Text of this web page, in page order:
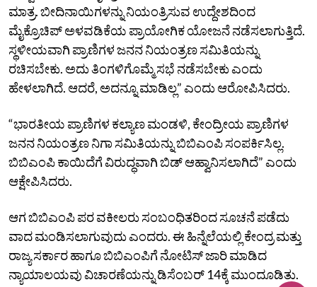
ಮಾತ್ರ. ಬೀದಿನಾಯಿಗಳನ್ನು ನಿಯಂತ್ರಿಸುವ ಉದ್ದೇಶದಿಂದ
ಮೈಕ್ರೊಚಿಪ್‌ ಅಳವಡಿಕೆಯ ಪ್ರಾಯೋಗಿಕ ಯೋಜನೆ ನಡೆಸಲಾಗುತ್ತಿದೆ.
ಸ್ಥಳೀಯವಾಗಿ ಪ್ರಾಣಿಗಳ ಜನನ ನಿಯಂತ್ರಣ ಸಮಿತಿಯನ್ನು
ರಚಿಸಬೇಕು. ಅದು ತಿಂಗಳಿಗೊಮ್ಮೆ ಸಭೆ ನಡೆಸಬೇಕು ಎಂದು
ಹೇಳಲಾಗಿದೆ. ಆದರೆ, ಅದನ್ನೂ ಮಾಡಿಲ್ಲ” ಎಂದು ಆರೋಪಿಸಿದರು.
“ಭಾರತೀಯ ಪ್ರಾಣಿಗಳ ಕಲ್ಯಾಣ ಮಂಡಳಿ, ಕೇಂದ್ರೀಯ ಪ್ರಾಣಿಗಳ
ಜನನ ನಿಯಂತ್ರಣ ನಿಗಾ ಸಮಿತಿಯನ್ನು ಬಿಬಿಎಂಪಿ ಸಂಪರ್ಕಿಸಿಲ್ಲ.
ಬಿಬಿಎಂಪಿ ಕಾಯಿದೆಗೆ ವಿರುದ್ಧವಾಗಿ ಬಿಡ್‌ ಆಹ್ವಾನಿಸಲಾಗಿದೆ” ಎಂದು
ಆಕ್ಷೇಪಿಸಿದರು.
ಆಗ ಬಿಬಿಎಂಪಿ ಪರ ವಕೀಲರು ಸಂಬಂಧಿತರಿಂದ ಸೂಚನೆ ಪಡೆದು
ವಾದ ಮಂಡಿಸಲಾಗುವುದು ಎಂದರು. ಈ ಹಿನ್ನೆಲೆಯಲ್ಲಿ ಕೇಂದ್ರ ಮತ್ತು
ರಾಜ್ಯ ಸರ್ಕಾರ ಹಾಗೂ ಬಿಬಿಎಂಪಿಗೆ ನೋಟಿಸ್‌ ಜಾರಿ ಮಾಡಿದ
ನ್ಯಾಯಾಲಯವು ವಿಚಾರಣೆಯನ್ನು ಡಿಸೆಂಬರ್‌ 14ಕ್ಕೆ ಮುಂದೂಡಿತು.